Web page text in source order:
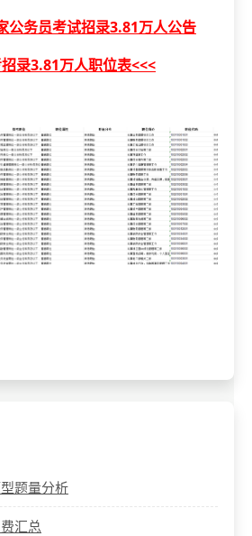
公务员考试招录3.81万人公告
录3.81万人职位表<<<
题量分析
汇总